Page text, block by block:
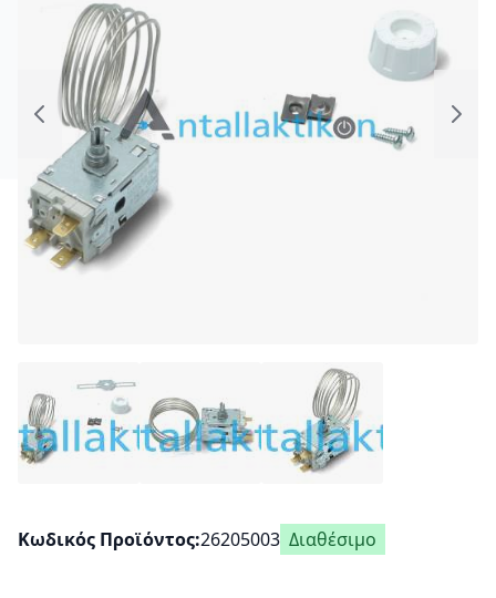
Κωδικός Προϊόντος 26205003 Διαθέσιμο